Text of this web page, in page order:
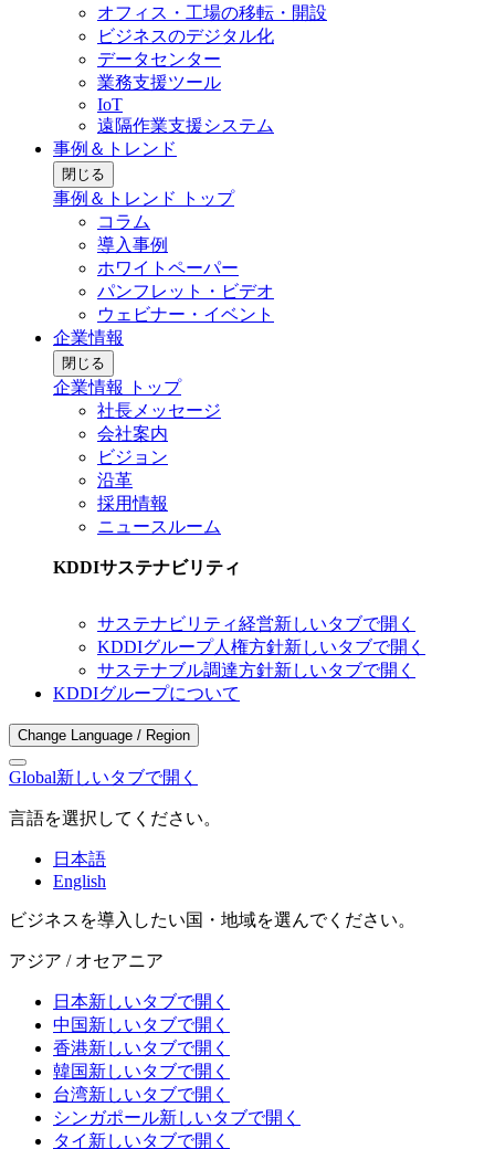
オフィス・工場の移転・開設
ビジネスのデジタル化
データセンター
業務支援ツール
IoT
遠隔作業支援システム
事例＆トレンド
閉じる
事例＆トレンド トップ
コラム
導入事例
ホワイトペーパー
パンフレット・ビデオ
ウェビナー・イベント
企業情報
閉じる
企業情報 トップ
社長メッセージ
会社案内
ビジョン
沿革
採用情報
ニュースルーム
KDDIサステナビリティ
サステナビリティ経営新しいタブで開く
KDDIグループ人権方針新しいタブで開く
サステナブル調達方針新しいタブで開く
KDDIグループについて
Change Language / Region
Global新しいタブで開く
言語を選択してください。
日本語
English
ビジネスを導入したい国・地域を選んでください。
アジア / オセアニア
日本新しいタブで開く
中国新しいタブで開く
香港新しいタブで開く
韓国新しいタブで開く
台湾新しいタブで開く
シンガポール新しいタブで開く
タイ 新しいタブで開く